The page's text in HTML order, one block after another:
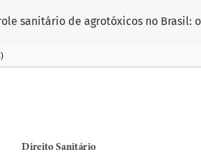
aos Detalhes do Artigo
sanitário de agrotóxicos no Brasil: